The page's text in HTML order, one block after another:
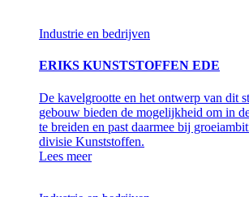
Industrie en bedrijven
ERIKS KUNSTSTOFFEN EDE
De kavelgrootte en het ontwerp van dit
gebouw bieden de mogelijkheid om in
te breiden en past daarmee bij
divisie Kunststoffen.
Lees meer